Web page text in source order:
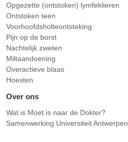
Opgezette (ontstoken) lymfeklieren
Ontstoken teen
Voorhoofdsholteontsteking
Pijn op de borst
Nachtelijk zweten
Miltaandoening
Overactieve blaas
Hoesten
Over ons
Wat is Moet is naar de Dokter?
Samenwerking Universiteit Antwerpen